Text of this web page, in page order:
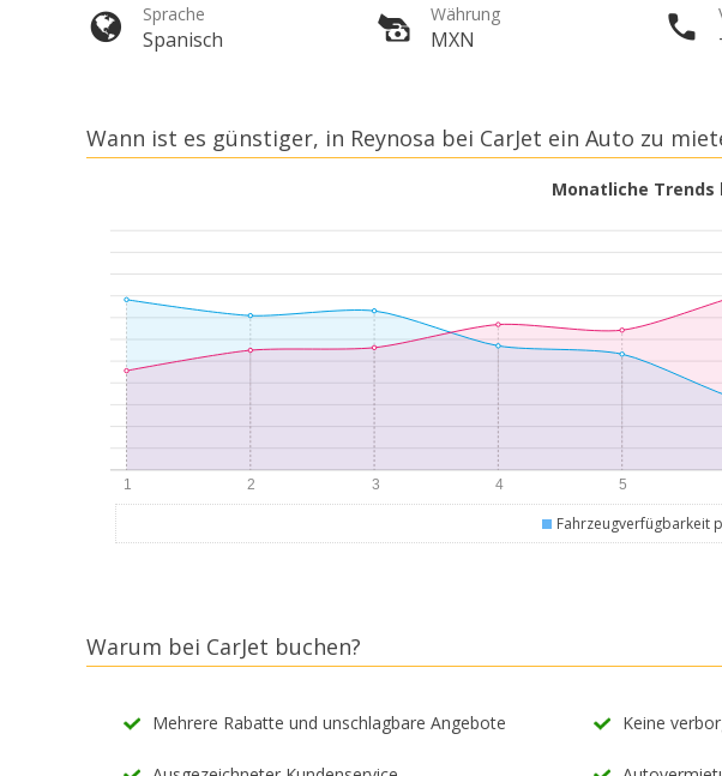
Sprache
Spanisch
Währung
MXN
Wann ist es günstiger, in Reynosa bei CarJet ein Auto zu
Monatliche
Fahrzeugverfügbarkeit
Warum bei CarJet buchen?
Mehrere Rabatte und unschlagbare Angebote Keine